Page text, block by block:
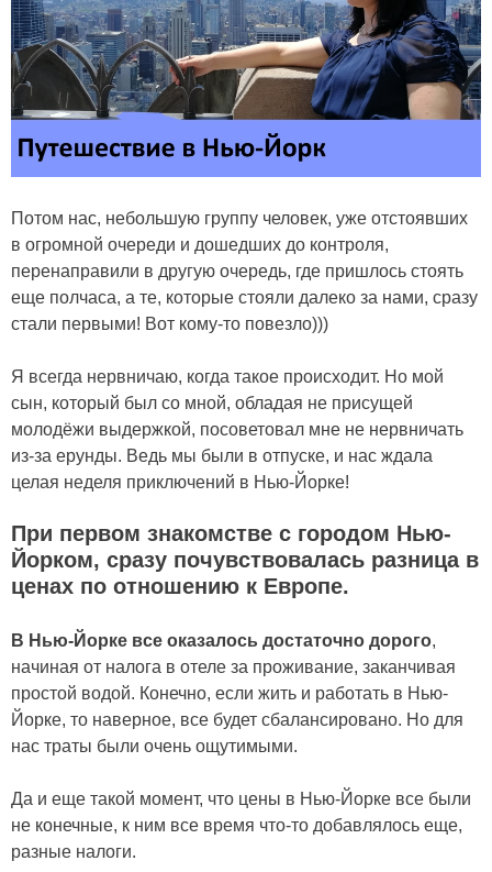
Потом нас, небольшую группу человек, уже отстоявших
в огромной очереди и дошедших до контроля,
перенаправили в другую очередь, где пришлось стоять
еще полчаса, а те, которые стояли далеко за нами, сразу
стали первыми! Вот кому-то повезло)))
Я всегда нервничаю, когда такое происходит. Но мой
сын, который был со мной, обладая не присущей
молодёжи выдержкой, посоветовал мне не нервничать
из-за ерунды. Ведь мы были в отпуске, и нас ждала
целая неделя приключений в Нью-Йорке!
При первом знакомстве с городом Нью-
Йорком, сразу почувствовалась разница в
ценах по отношению к Европе.
В Нью-Йорке все оказалось достаточно дорого,
начиная от налога в отеле за проживание, заканчивая
простой водой. Конечно, если жить и работать в Нью-
Йорке, то наверное, все будет сбалансировано. Но для
нас траты были очень ощутимыми.
Да и еще такой момент, что цены в Нью-Йорке все были
не конечные, к ним все время что-то добавлялось еще,
разные налоги.